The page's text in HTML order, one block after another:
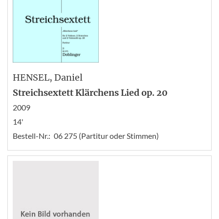
HENSEL, Daniel
Streichsextett Klärchens Lied op. 20
2009
14'
Bestell-Nr.: 06 275 (Partitur oder Stimmen)